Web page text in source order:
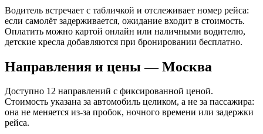
Водитель встречает с табличкой и отслеживает номер рейса:
если самолёт задерживается, ожидание входит в стоимость.
Оплатить можно картой онлайн или наличными водителю,
детские кресла добавляются при бронировании бесплатно.
Направления и цены — Москва
Доступно 12 направлений с фиксированной ценой.
Стоимость указана за автомобиль целиком, а не за пассажира:
она не меняется из-за пробок, ночного времени или задержки
рейса.